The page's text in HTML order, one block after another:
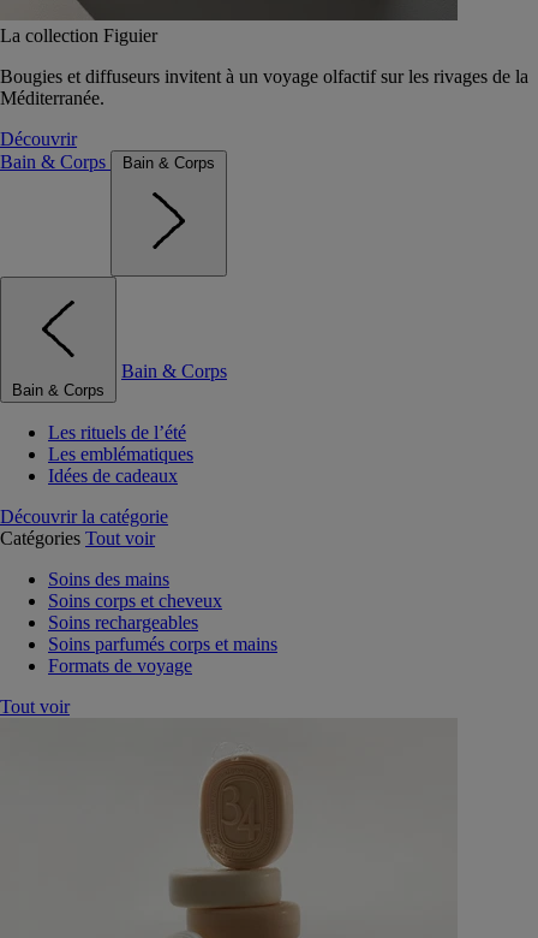
La collection Figuier
Bougies et diffuseurs invitent à un voyage olfactif sur les rivages de la
Méditerranée.
Découvrir
Bain & Corps
Bain & Corps
Bain & Corps
Bain & Corps
Les rituels de l’été
Les emblématiques
Idées de cadeaux
Découvrir la catégorie
Catégories Tout voir
Soins des mains
Soins corps et cheveux
Soins rechargeables
Soins parfumés corps et mains
Formats de voyage
Tout voir